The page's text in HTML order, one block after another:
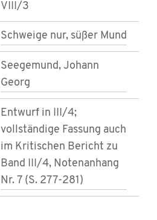
VIII/3
Schweige nur, süßer Mund
Seegemund, Johann
Georg
Entwurf in III/4;
vollständige Fassung auch
im Kritischen Bericht zu
Band III/4, Notenanhang
Nr. 7 (S. 277-281)